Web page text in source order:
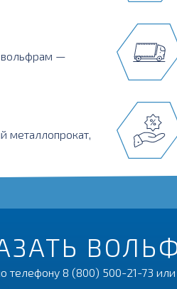
вольфрам —
металлопрокат,
телефону 8 (800) 500-21-73 или